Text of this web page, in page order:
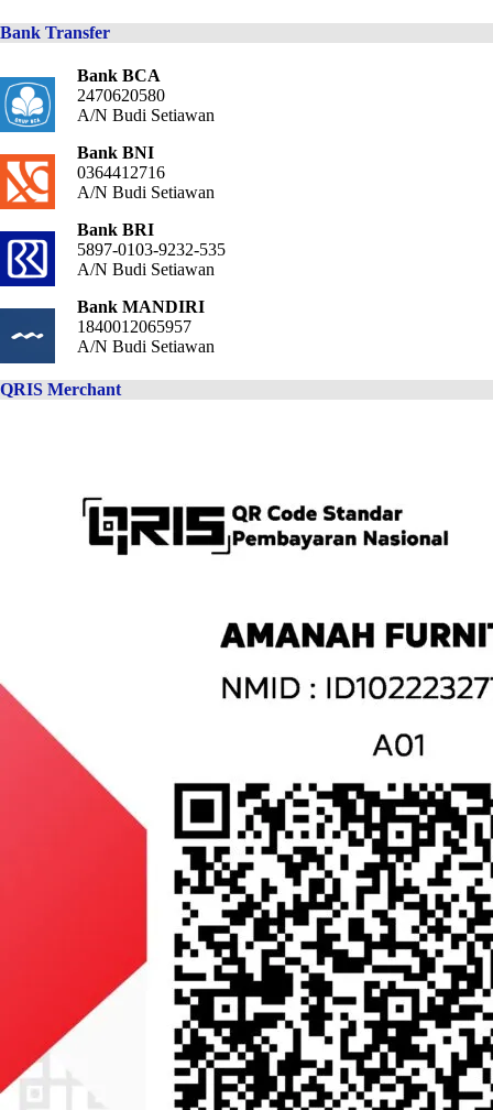
Bank Transfer
Bank BCA
2470620580
A/N Budi Setiawan
Bank BNI
0364412716
A/N Budi Setiawan
Bank BRI
5897-0103-9232-535
A/N Budi Setiawan
Bank MANDIRI
1840012065957
A/N Budi Setiawan
QRIS Merchant